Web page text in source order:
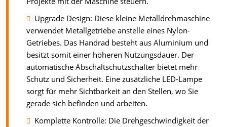
Upgrade Design: Diese kleine Metalldrehmaschine
verwendet Metallgetriebe anstelle eines Nylon-
Getriebes. Das Handrad besteht aus Aluminium und
besitzt somit einer höheren Nutzungsdauer. Der
automatische Abschaltschutzschalter bietet mehr
Schutz und Sicherheit. Eine zusätzliche LED-Lampe
sorgt für mehr Sichtbarkeit an den Stellen, wo Sie
gerade sich befinden und arbeiten.
Komplette Kontrolle: Die Drehgeschwindigkeit der